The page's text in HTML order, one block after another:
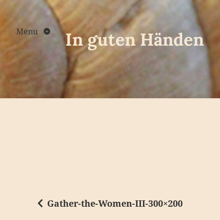
Skip
to
contentMenu In guten Händen
Gather-the-Women-III-300×200